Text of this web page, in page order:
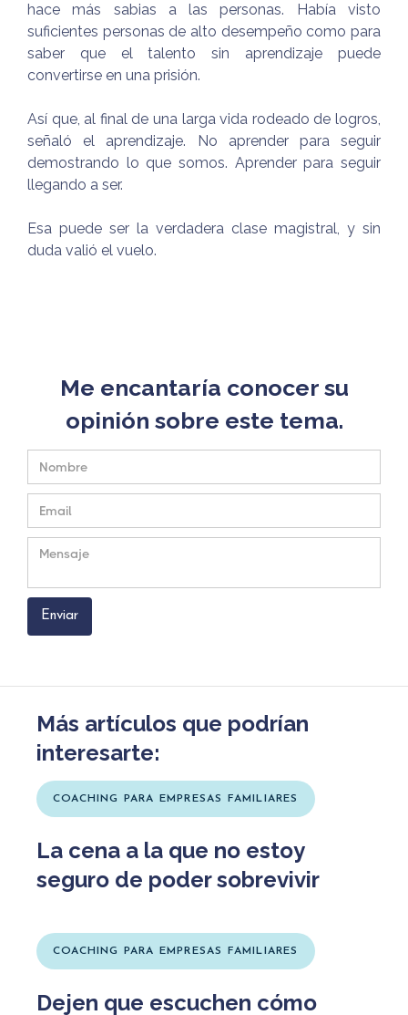
hace más sabias a las personas. Había visto
suficientes personas de alto desempeño como para
saber que el talento sin aprendizaje puede
convertirse en una prisión.
Así que, al final de una larga vida rodeado de logros,
señaló el aprendizaje. No aprender para seguir
demostrando lo que somos. Aprender para seguir
llegando a ser.
Esa puede ser la verdadera clase magistral, y sin
duda valió el vuelo.
Me encantaría conocer su
opinión sobre este tema.
Más artículos que podrían
interesarte:
COACHING PARA EMPRESAS FAMILIARES
La cena a la que no estoy
seguro de poder sobrevivir
COACHING PARA EMPRESAS FAMILIARES
Dejen que escuchen cómo